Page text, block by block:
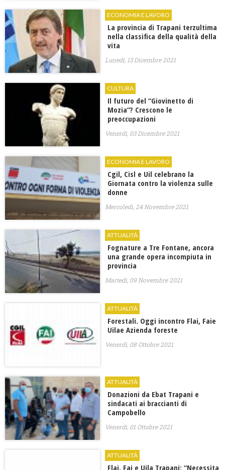
ECONOMIA E LAVORO
La provincia di Trapani terzultima
nella classifica della qualità della
vita
Lunedì, 13 Dicembre 2021
CULTURA
Il futuro del “Giovinetto di
Mozia”? Crescono le
preoccupazioni
Venerdì, 03 Dicembre 2021
ECONOMIA E LAVORO
​Cgil, Cisl e Uil celebrano la
Giornata contro la violenza sulle
donne
Mercoledì, 24 Novembre 2021
ATTUALITÀ
Fognature a Tre Fontane, ancora
una grande opera incompiuta in
provincia
Martedì, 09 Novembre 2021
ATTUALITÀ
Forestali. Oggi incontro Flai, Faie
Uilae Azienda foreste
Venerdì, 08 Ottobre 2021
ATTUALITÀ
Donazioni da Ebat Trapani e
sindacati ai braccianti di
Campobello
Venerdì, 01 Ottobre 2021
ATTUALITÀ
Flai, Fai e Uila Trapani: “Necessita